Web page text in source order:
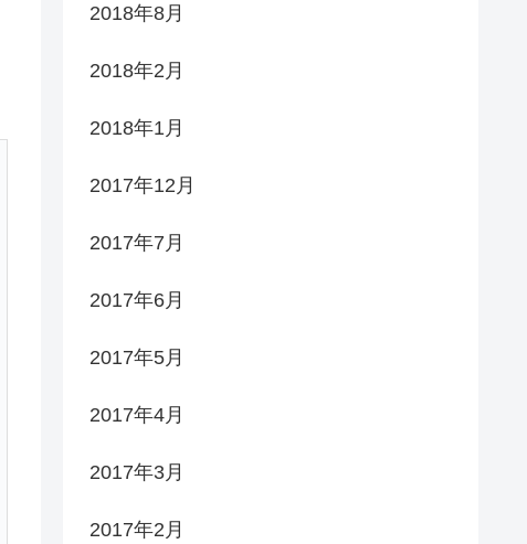
2018年8月
2018年2月
2018年1月
2017年12月
2017年7月
2017年6月
2017年5月
2017年4月
2017年3月
2017年2月